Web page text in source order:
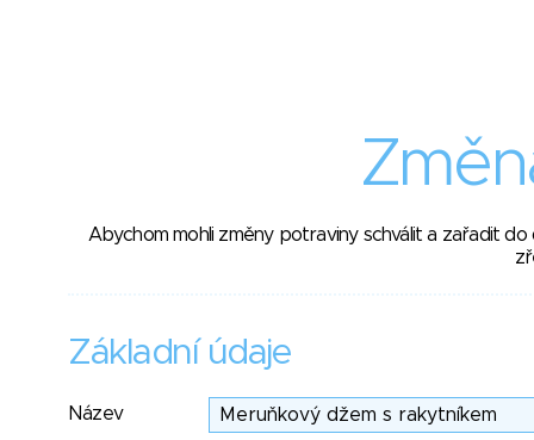
Abychom mohli změny potraviny schválit a zařadit
Základní údaje
Název